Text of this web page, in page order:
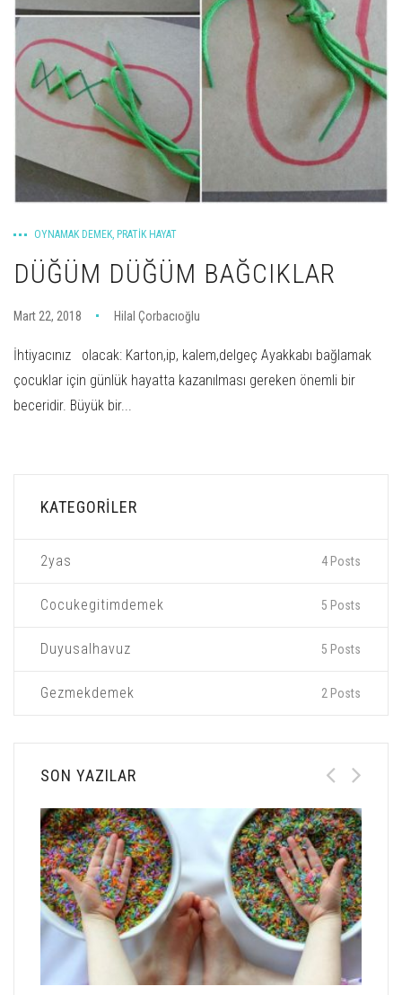
OYNAMAK DEMEK, PRATIK HAYAT
DÜĞÜM DÜĞÜM BAĞCIKLAR
Mart 22, 2018 Hilal Çorbacıoğlu
İhtiyacınız olacak: Karton,ip, kalem,delgeç Ayakkabı bağlamak
çocuklar için günlük hayatta kazanılması gereken önemli bir
beceridir. Büyük bir...
KATEGORILER
2yas 4 Posts
Cocukegitimdemek 5 Posts
Duyusalhavuz 5 Posts
Gezmekdemek 2 Posts
SON YAZILAR